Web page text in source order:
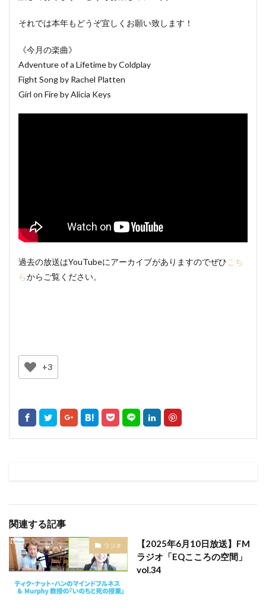
それでは本年もどうぞ宜しくお願い致します！
《今月の楽曲》
Adventure of a Lifetime by Coldplay
Fight Song by Rachel Platten
Girl on Fire by Alicia Keys
過去の放送はYouTubeにアーカイブがありますのでぜひ こち
らからご覧ください。
+3
関連する記事
ラジオ
【2025年6月10日放送】FM
ラジオ「EQこころの空間」
vol.34